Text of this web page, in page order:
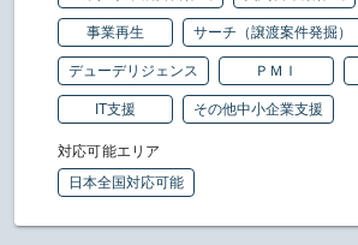
事業再生 サーチ（譲渡案件発掘）
デューデリジェンス ＰＭＩ
IT支援 その他中小企業支援
対応可能エリア
日本全国対応可能